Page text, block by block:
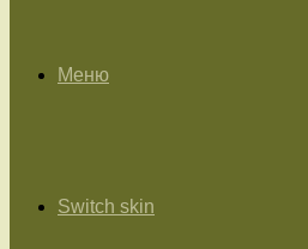
Меню
Switch skin